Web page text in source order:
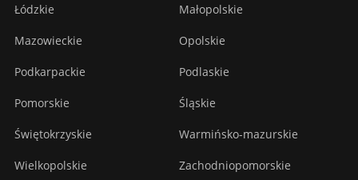
Łódzkie Małopolskie
Mazowieckie Opolskie
Podkarpackie Podlaskie
Pomorskie Śląskie
Świętokrzyskie Warmińsko-mazurskie
Wielkopolskie Zachodniopomorskie